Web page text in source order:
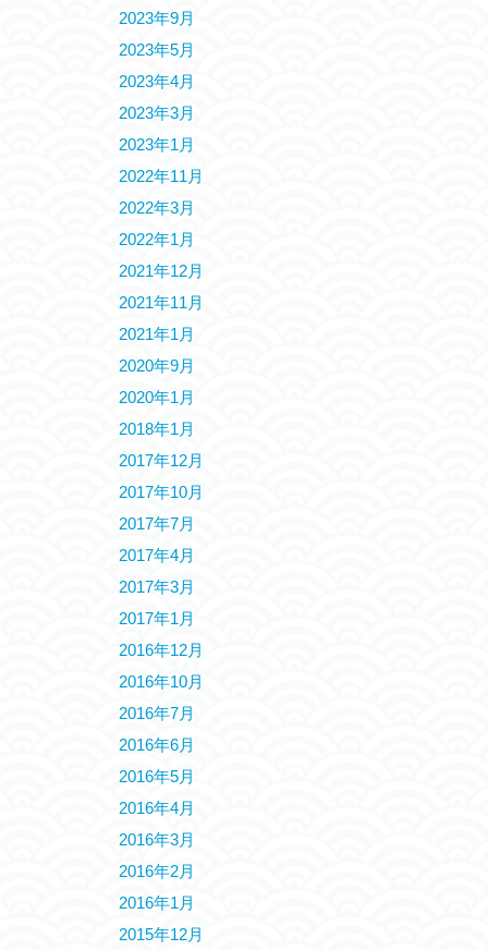
2023年9月
2023年5月
2023年4月
2023年3月
2023年1月
2022年11月
2022年3月
2022年1月
2021年12月
2021年11月
2021年1月
2020年9月
2020年1月
2018年1月
2017年12月
2017年10月
2017年7月
2017年4月
2017年3月
2017年1月
2016年12月
2016年10月
2016年7月
2016年6月
2016年5月
2016年4月
2016年3月
2016年2月
2016年1月
2015年12月